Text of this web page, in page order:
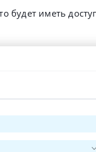
будет иметь